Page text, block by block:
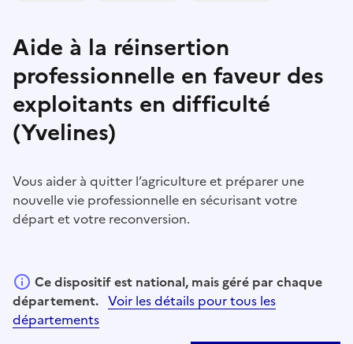
Aide à la réinsertion
professionnelle en faveur des
exploitants en difficulté
(Yvelines)
Vous aider à quitter l’agriculture et préparer une
nouvelle vie professionnelle en sécurisant votre
départ et votre reconversion.
Ce dispositif est national, mais géré par chaque
département. Voir les détails pour tous les
départements